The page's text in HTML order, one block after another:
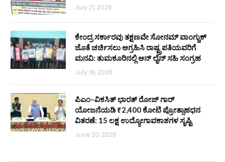
July 21, 2026
ಕೇಂದ್ರ ಸರ್ಕಾರವು ತಕ್ಷಣವೇ ಸೋನಮ್ ವಾಂಗ್ಚುಕ್
ಜೊತೆ ಚರ್ಚಿಸಲು ಆಗ್ರಹಿಸಿ ರಾಷ್ಟ್ರಪತಿಯವರಿಗೆ
ಮನವಿ: ತುಮಕೂರಿನಲ್ಲಿ ಆನ್‌ ಲೈನ್ ಸಹಿ ಸಂಗ್ರಹ
July 18, 2026
ಪಿಎಂ–ವಿಕಸಿತ್ ಭಾರತ್ ರೋಜ್‌ ಗಾರ್
ಯೋಜನೆಯಡಿ ₹2,400 ಕೋಟಿ ಪ್ರೋತ್ಸಾಹಧನ
ವಿತರಣೆ: 15 ಲಕ್ಷ ಉದ್ಯೋಗಾವಕಾಶಗಳ ಸೃಷ್ಟಿ
June 20, 2026